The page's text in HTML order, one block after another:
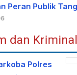
Peran Publik
dan Kriminal
Polres